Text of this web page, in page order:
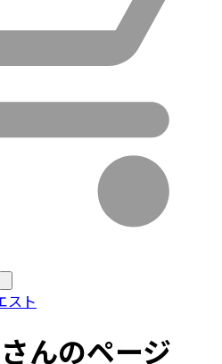
スト
んのページ